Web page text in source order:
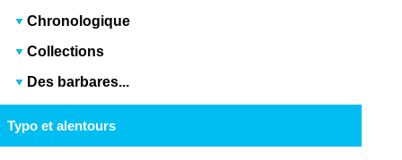
Chronologique
Collections
Des barbares...
Typo et alentours